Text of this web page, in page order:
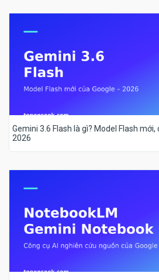
Gemini 3.6 Flash là gì? Model Flash
2026